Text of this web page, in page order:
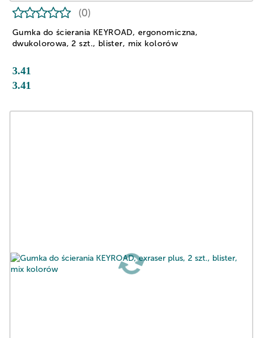
Gumka do ścierania KEYROAD, ergonomiczna,
dwukolorowa, 2 szt., blister, mix kolorów
(0)
3.41
3.41